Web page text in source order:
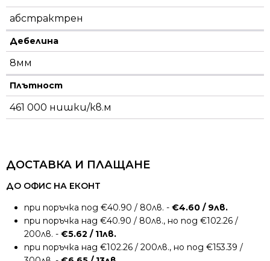
абстрактрен
Дебелина
8мм
Плътност
461 000 нишки/кв.м
ДОСТАВКА И ПЛАЩАНЕ
ДО ОФИС НА ЕКОНТ
при поръчка под €40.90 / 80лв. - €4.60 / 9лв.
при поръчка над €40.90 / 80лв., но под €102.26 /
200лв. - €5.62 / 11лв.
при поръчка над €102.26 / 200лв., но под €153.39 /